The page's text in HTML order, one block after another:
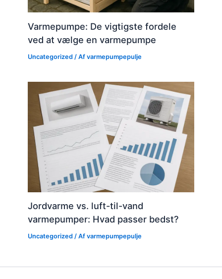
Varmepumpe: De vigtigste fordele
ved at vælge en varmepumpe
Uncategorized / Afvarmepumpepulje
Jordvarme vs. luft-til-vand
varmepumper: Hvad passer bedst?
Uncategorized / Afvarmepumpepulje